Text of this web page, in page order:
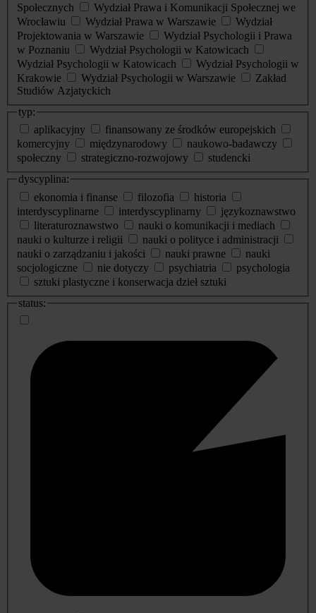
Społecznych
Wydział Prawa i Komunikacji Społecznej we
Wrocławiu
Wydział Prawa w Warszawie
Wydział
Projektowania w Warszawie
Wydział Psychologii i Prawa
w Poznaniu
Wydział Psychologii w Katowicach
Wydział Psychologii w Katowicach
Wydział Psychologii w
Krakowie
Wydział Psychologii w Warszawie
Zakład
Studiów Azjatyckich
typ:
aplikacyjny
finansowany ze środków europejskich
komercyjny
międzynarodowy
naukowo-badawczy
społeczny
strategiczno-rozwojowy
studencki
dyscyplina:
ekonomia i finanse
filozofia
historia
interdyscyplinarne
interdyscyplinarny
językoznawstwo
literaturoznawstwo
nauki o komunikacji i mediach
nauki o kulturze i religii
nauki o polityce i administracji
nauki o zarządzaniu i jakości
nauki prawne
nauki
socjologiczne
nie dotyczy psychiatria
psychologia
sztuki plastyczne i konserwacja dzieł sztuki
status: